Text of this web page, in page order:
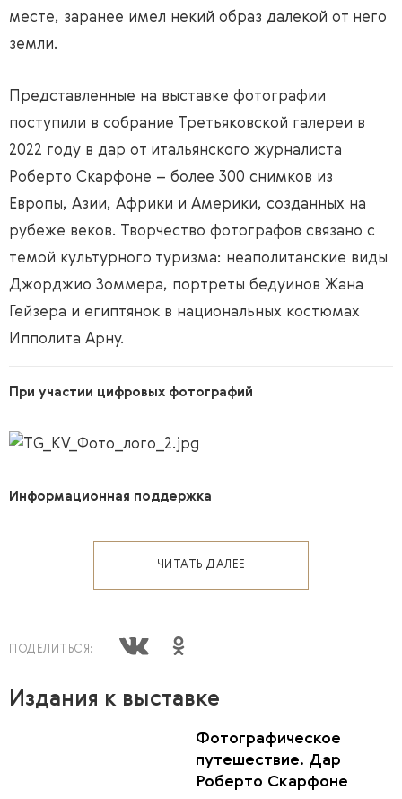
месте, заранее имел некий образ далекой от него
земли.
Представленные на выставке фотографии
поступили в собрание Третьяковской галереи в
2022 году в дар от итальянского журналиста
Роберто Скарфоне – более 300 снимков из
Европы, Азии, Африки и Америки, созданных на
рубеже веков. Творчество фотографов связано с
темой культурного туризма: неаполитанские виды
Джорджио Зоммера, портреты бедуинов Жана
Гейзера и египтянок в национальных костюмах
Ипполита Арну.
При участии цифровых фотографий
Информационная поддержка
ЧИТАТЬ ДАЛЕЕ
ПОДЕЛИТЬСЯ:
Издания к выставке
Фотографическое
путешествие. Дар
Роберто Скарфоне